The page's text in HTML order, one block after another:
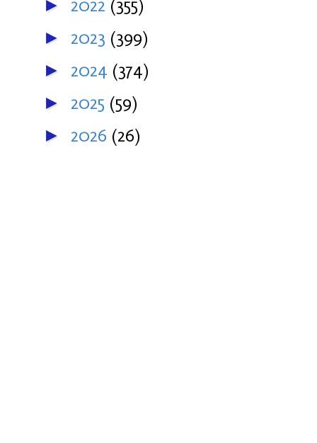
► 2022 (355)
► 2023 (399)
► 2024 (374)
► 2025 (59)
► 2026 (26)